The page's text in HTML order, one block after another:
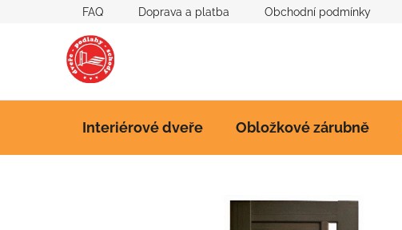
FAQ Doprava a platba Obchodní podmínky
Interiérové dveře Obložkové zárubně